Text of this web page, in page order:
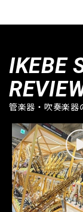
IKEBE
管楽器・吹奏楽器